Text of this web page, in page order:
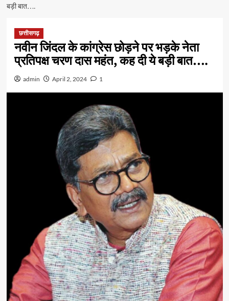
बड़ी बात….
छत्तीसगढ़
नवीन जिंदल के कांग्रेस छोड़ने पर भड़के नेता
प्रतिपक्ष चरण दास महंत, कह दी ये बड़ी बात….
admin April 2, 2024 1